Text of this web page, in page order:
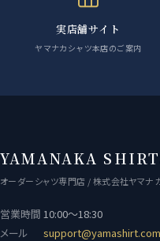
実店舗サイト
ヤマナカシャツ本店のご案内
YAMANAKA
オーダーシャツ専門店 / 株式会社ヤマナ
営業時間 10:00〜18:30
メール
support@yamashirt.com